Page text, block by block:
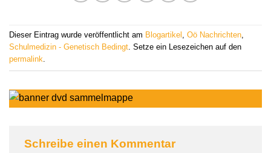
Dieser Eintrag wurde veröffentlicht am Blogartikel , Oö Nachrichten,
Schulmedizin - Genetisch Bedingt. Setze ein Lesezeichen auf den
permalink.
Schreibe einen Kommentar